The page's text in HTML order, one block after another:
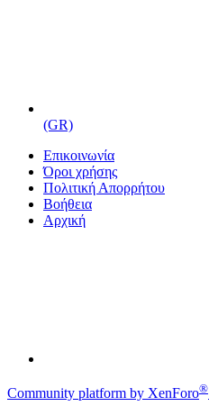
(GR)
Επικοινωνία
Όροι χρήσης
Πολιτική Απορρήτου
Βοήθεια
Αρχική
Community platform by XenForo®